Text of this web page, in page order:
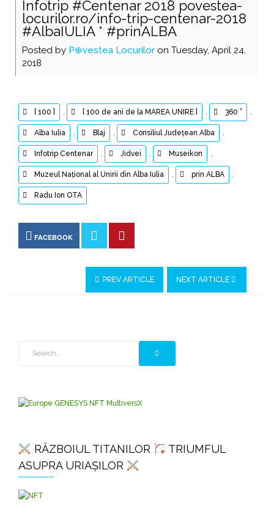
Infotrip #Centenar 2018 povestea-
locurilor.ro/info-trip-centenar-2018
#AlbaIULIA * #prinALBA
Posted by P⊕vestea Locurilor on Tuesday, April 24,
2018
[ 100 ] , [ 100 de ani de la MAREA UNIRE ] , 360 ° ,
Alba Iulia , Blaj , Consiliul Județean Alba ,
Infotrip Centenar , Jidvei , Museikon ,
Muzeul Național al Unirii din Alba Iulia , prin ALBA ,
Radu Ion OTA
FACEBOOK
PREV ARTICLE NEXT ARTICLE
RĂZBOIUL TITANILOR
TRIUMFUL
ASUPRA URIAȘILOR